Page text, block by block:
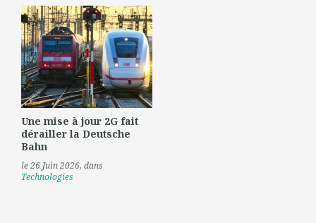
Une mise à jour 2G fait
dérailler la Deutsche
Bahn
le 26 Juin 2026, dans
Technologies